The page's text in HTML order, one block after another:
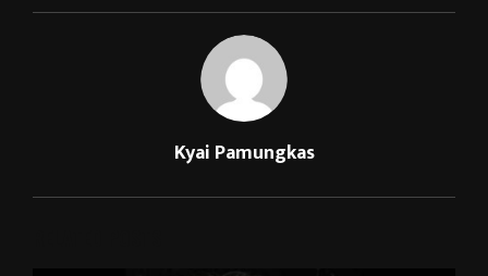
Kyai Pamungkas